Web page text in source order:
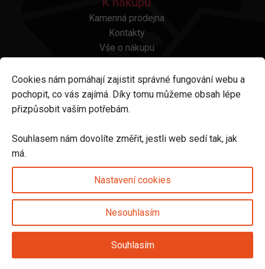
Kamenná prodejna
Kontakty
Vše o nákupu
Platba a doprava
Reklamace a vrácení
Obchodní podmínky
Odstoupení od smlouvy
Sledujte nás na
© 2025 Svět karet s.r.o. | vytvořeno DIGIBEES
Cookies nám pomáhají zajistit správné fungování webu a
pochopit, co vás zajímá. Díky tomu můžeme obsah lépe
přizpůsobit vaším potřebám.
Souhlasem nám dovolíte změřit, jestli web sedí tak, jak
má.
Nastavení cookies
Nesouhlasím
Souhlasím